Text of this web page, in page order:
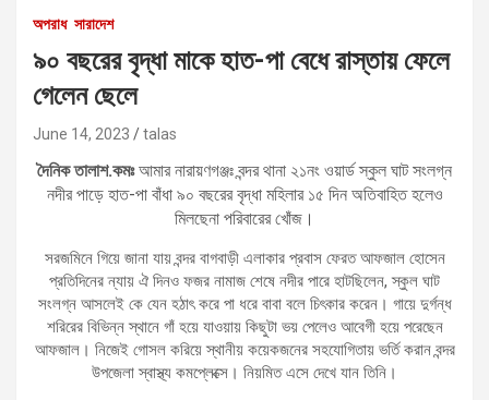
অপরাধ সারাদেশ
৯০ বছরের বৃদ্ধা মাকে হাত-পা বেধে রাস্তায় ফেলে
গেলেন ছেলে
June 14, 2023 talas
দৈনিক তালাশ.কমঃআমার নারায়ণগঞ্জঃ বন্দর থানা ২১নং ওয়ার্ড স্কুল ঘাট সংলগ্ন
নদীর পাড়ে হাত-পা বাঁধা ৯০ বছরের বৃদ্ধা মহিলার ১৫ দিন অতিবাহিত হলেও
মিলছেনা পরিবারের খোঁজ।
সরজমিনে গিয়ে জানা যায় বন্দর বাগবাড়ী এলাকার প্রবাস ফেরত আফজাল হোসেন
প্রতিদিনের ন্যায় ঐ দিনও ফজর নামাজ শেষে নদীর পারে হাটছিলেন, স্কুল ঘাট
সংলগ্ন আসলেই কে যেন হঠাৎ করে পা ধরে বাবা বলে চিৎকার করেন। গায়ে দুর্গন্ধ
শরিরের বিভিন্ন স্থানে গাঁ হয়ে যাওয়ায় কিছুটা ভয় পেলেও আবেগী হয়ে পরেছেন
আফজাল। নিজেই গোসল করিয়ে স্থানীয় কয়েকজনের সহযোগিতায় ভর্তি করান বন্দর
উপজেলা স্বাস্থ্য কমপ্লেক্সে। নিয়মিত এসে দেখে যান তিনি।